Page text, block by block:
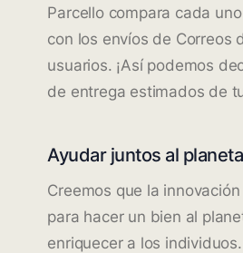
Parcello compara cada
con los envíos de Correos
usuarios. ¡Así podemos
de entrega estimados de
Ayudar juntos al planeta
Creemos que la
para hacer un bien al
enriquecer a los individuos.